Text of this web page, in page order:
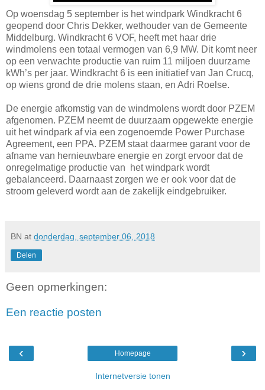
Op woensdag 5 september is het windpark Windkracht 6
geopend door Chris Dekker, wethouder van de Gemeente
Middelburg. Windkracht 6 VOF, heeft met haar drie
windmolens een totaal vermogen van 6,9 MW. Dit komt neer
op een verwachte productie van ruim 11 miljoen duurzame
kWh’s per jaar. Windkracht 6 is een initiatief van Jan Crucq,
op wiens grond de drie molens staan, en Adri Roelse.
De energie afkomstig van de windmolens wordt door PZEM
afgenomen. PZEM neemt de duurzaam opgewekte energie
uit het windpark af via een zogenoemde Power Purchase
Agreement, een PPA. PZEM staat daarmee garant voor de
afname van hernieuwbare energie en zorgt ervoor dat de
onregelmatige productie van het windpark wordt
gebalanceerd. Daarnaast zorgen we er ook voor dat de
stroom geleverd wordt aan de zakelijk eindgebruiker.
BN at donderdag, september 06, 2018
Delen
Geen opmerkingen:
Een reactie posten
‹ ›
Homepage
Internetversie tonen